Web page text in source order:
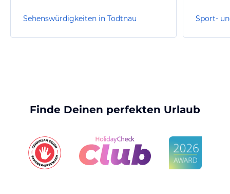
Sehenswürdigkeiten in Todtnau
Finde Deinen perfekten Urlaub